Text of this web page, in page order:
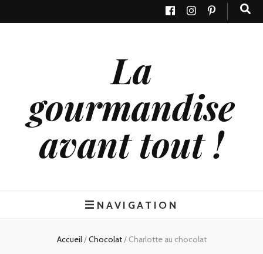
La
gourmandise
avant tout !
NAVIGATION
Accueil/Chocolat/ Charlotte au chocolat